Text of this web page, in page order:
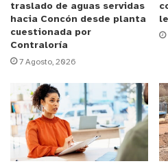
y tú, ¿qué opinas?
traslado de aguas servidas
hacia Concón desde planta
cuestionada por
Contraloría
7 Agosto, 2026